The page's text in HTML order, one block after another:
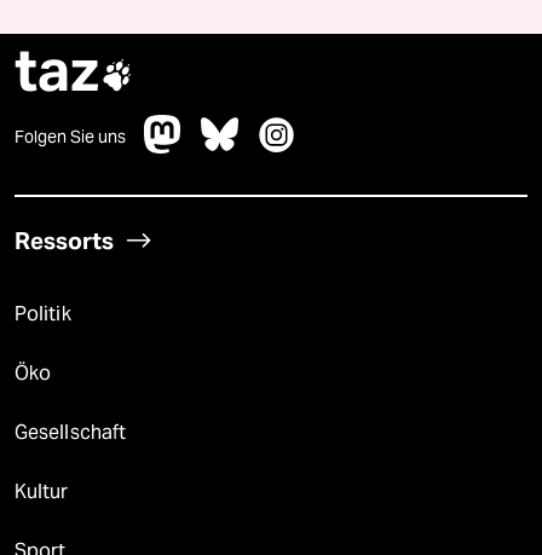
taz
Folgen Sie uns
Ressorts
Politik
Öko
Gesellschaft
Kultur